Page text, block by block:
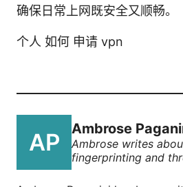
确保日常上网既安全又顺畅。
个人 如何 申请 vpn
Ambrose
Ambrose writes
fingerprinting and